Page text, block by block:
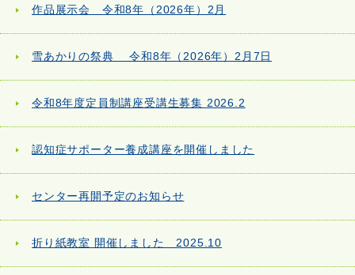
作品展示会 令和8年（2026年）2月
雪あかりの祭典 令和8年（2026年）2月7日
令和8年度定員制講座受講生募集 2026.2
認知症サポーター養成講座を開催しました
センター再開予定のお知らせ
折り紙教室 開催しました 2025.10